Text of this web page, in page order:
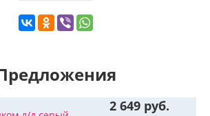
2 649 руб.